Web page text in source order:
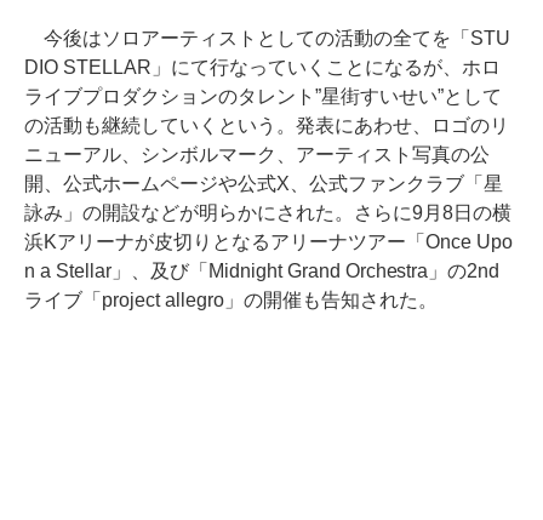
今後はソロアーティストとしての活動の全てを「STU
DIO STELLAR」にて行なっていくことになるが、ホロ
ライブプロダクションのタレント”星街すいせい”として
の活動も継続していくという。発表にあわせ、ロゴのリ
ニューアル、シンボルマーク、アーティスト写真の公
開、公式ホームページや公式X、公式ファンクラブ「星
詠み」の開設などが明らかにされた。さらに9月8日の横
浜Kアリーナが皮切りとなるアリーナツアー「Once Upo
n a Stellar」、及び「Midnight Grand Orchestra」の2nd
ライブ「project allegro」の開催も告知された。